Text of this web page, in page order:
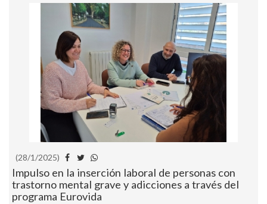
(28/1/2025)
Impulso en la inserción laboral de personas con
trastorno mental grave y adicciones a través del
programa Eurovida